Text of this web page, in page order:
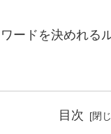
ードを決めれる
目次